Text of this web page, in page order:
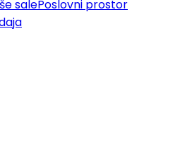
salePoslovni prostor